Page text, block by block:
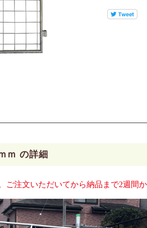
ｍ の詳細
ご注文いただいてから納品まで2週間